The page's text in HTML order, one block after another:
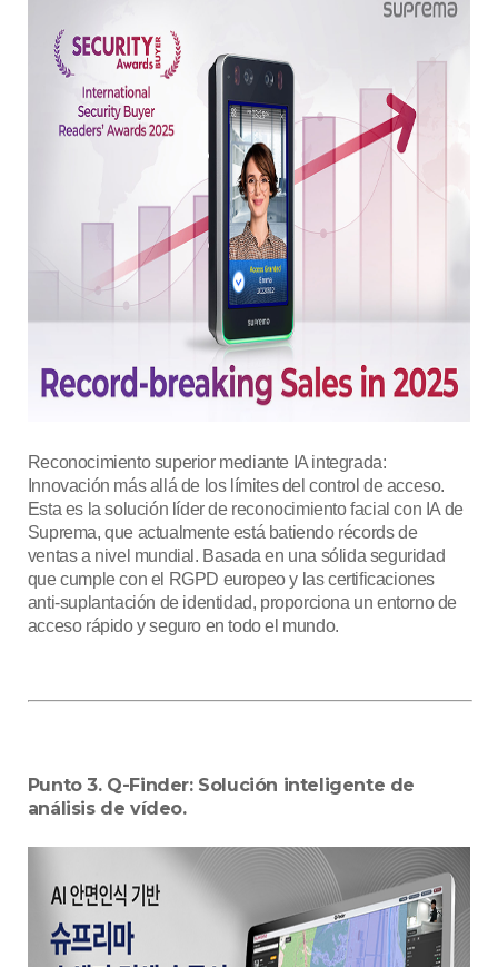
Reconocimiento superior mediante IA integrada:
Innovación más allá de los límites del control de acceso.
Esta es la solución líder de reconocimiento facial con IA de
Suprema, que actualmente está batiendo récords de
ventas a nivel mundial. Basada en una sólida seguridad
que cumple con el RGPD europeo y las certificaciones
anti-suplantación de identidad, proporciona un entorno de
acceso rápido y seguro en todo el mundo.
Punto 3. Q-Finder: Solución inteligente de
análisis de vídeo.